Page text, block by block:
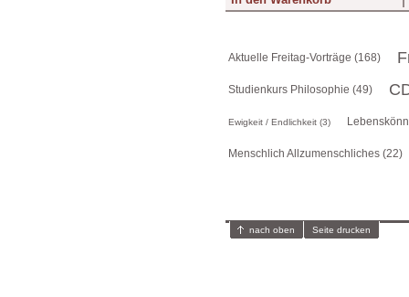
Aktuelle Freitag-Vorträge (168)
Studienkurs Philosophie (49)
Ewigkeit / Endlichkeit (3)
Menschlich Allzumenschliches (22)
nach oben Seite drucken